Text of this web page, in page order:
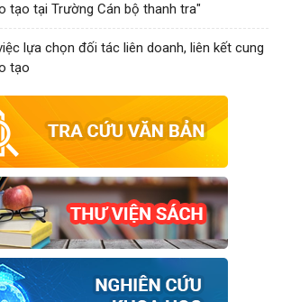
tạo tại Trường Cán bộ thanh tra"
lựa chọn đối tác liên doanh, liên kết cung
tạo